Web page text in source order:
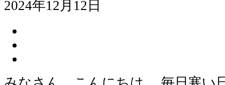
2024年12月12日